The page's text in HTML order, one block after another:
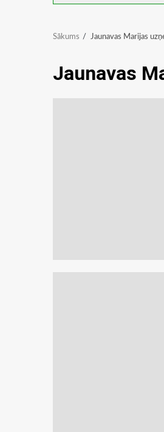
Sākums Jaunavas Marijas
Jaunavas